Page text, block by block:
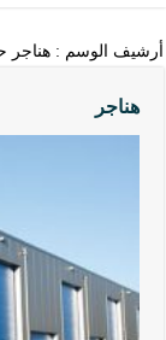
أرشيف الوسم : هناجر
هناجر